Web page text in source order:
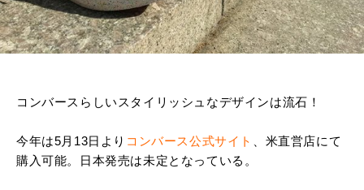
コンバースらしいスタイリッシュなデザインは流石！
今年は5月13日より コンバース公式サイト
、米直営店にて
購入可能。日本発売は未定となっている。